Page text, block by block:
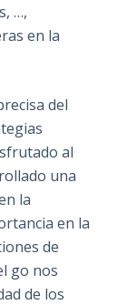
…,
en la
del
al
una
la
en la
de
go nos
de los